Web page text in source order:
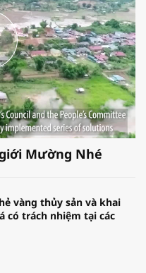
Mường Nhé
vàng thủy sản và khai
có trách nhiệm tại các